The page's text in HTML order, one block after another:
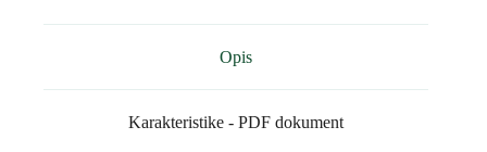
Opis
Karakteristike - PDF dokument